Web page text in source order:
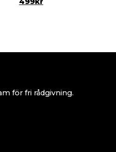
för fri rådgivning.